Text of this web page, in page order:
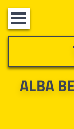
Toggle
navigation
ALBA